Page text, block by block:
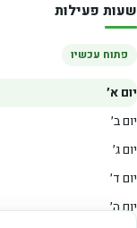
שעות פעילות
פתוח עכשיו
יום א׳
יום ב׳
יום ג׳
יום ד׳
יום ה׳